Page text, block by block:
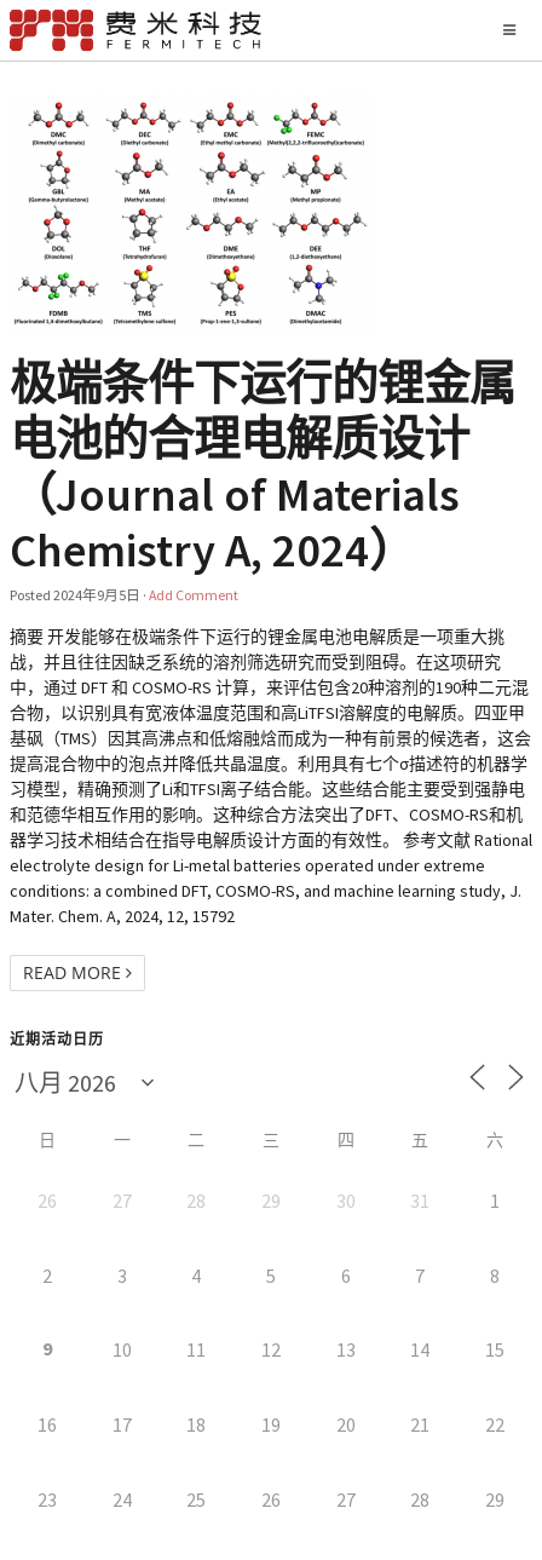
极端条件下运行的锂金属
电池的合理电解质设计
（Journal of Materials
Chemistry A, 2024）
Posted 2024年9月5日 · Add Comment
摘要 开发能够在极端条件下运行的锂金属电池电解质是一项重大挑
战，并且往往因缺乏系统的溶剂筛选研究而受到阻碍。在这项研究
中，通过 DFT 和 COSMO-RS 计算，来评估包含20种溶剂的190种二元混
合物，以识别具有宽液体温度范围和高LiTFSI溶解度的电解质。四亚甲
基砜（TMS）因其高沸点和低熔融焓而成为一种有前景的候选者，这会
提高混合物中的泡点并降低共晶温度。利用具有七个σ描述符的机器学
习模型，精确预测了Li和TFSI离子结合能。这些结合能主要受到强静电
和范德华相互作用的影响。这种综合方法突出了DFT、COSMO-RS和机
器学习技术相结合在指导电解质设计方面的有效性。 参考文献 Rational
electrolyte design for Li-metal batteries operated under extreme
conditions: a combined DFT, COSMO-RS, and machine learning study, J.
Mater. Chem. A, 2024, 12, 15792
READ MORE
近期活动日历
日 一 二 三 四 五 六
26 27 28 29 30 31 1
2 3 4 5 6 7 8
9 10 11 12 13 14 15
16 17 18 19 20 21 22
23 24 25 26 27 28 29